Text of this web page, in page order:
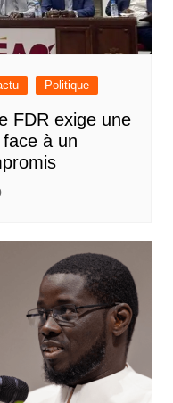
Politique
FDR exige une
à un